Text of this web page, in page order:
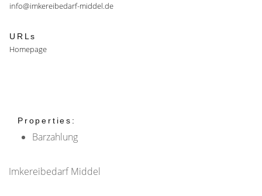
info@imkereibedarf-middel.de
URLs
Homepage
Properties:
Barzahlung
Imkereibedarf Middel